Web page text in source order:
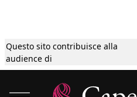
Questo sito contribuisce alla
audience di
Tagli
Colori